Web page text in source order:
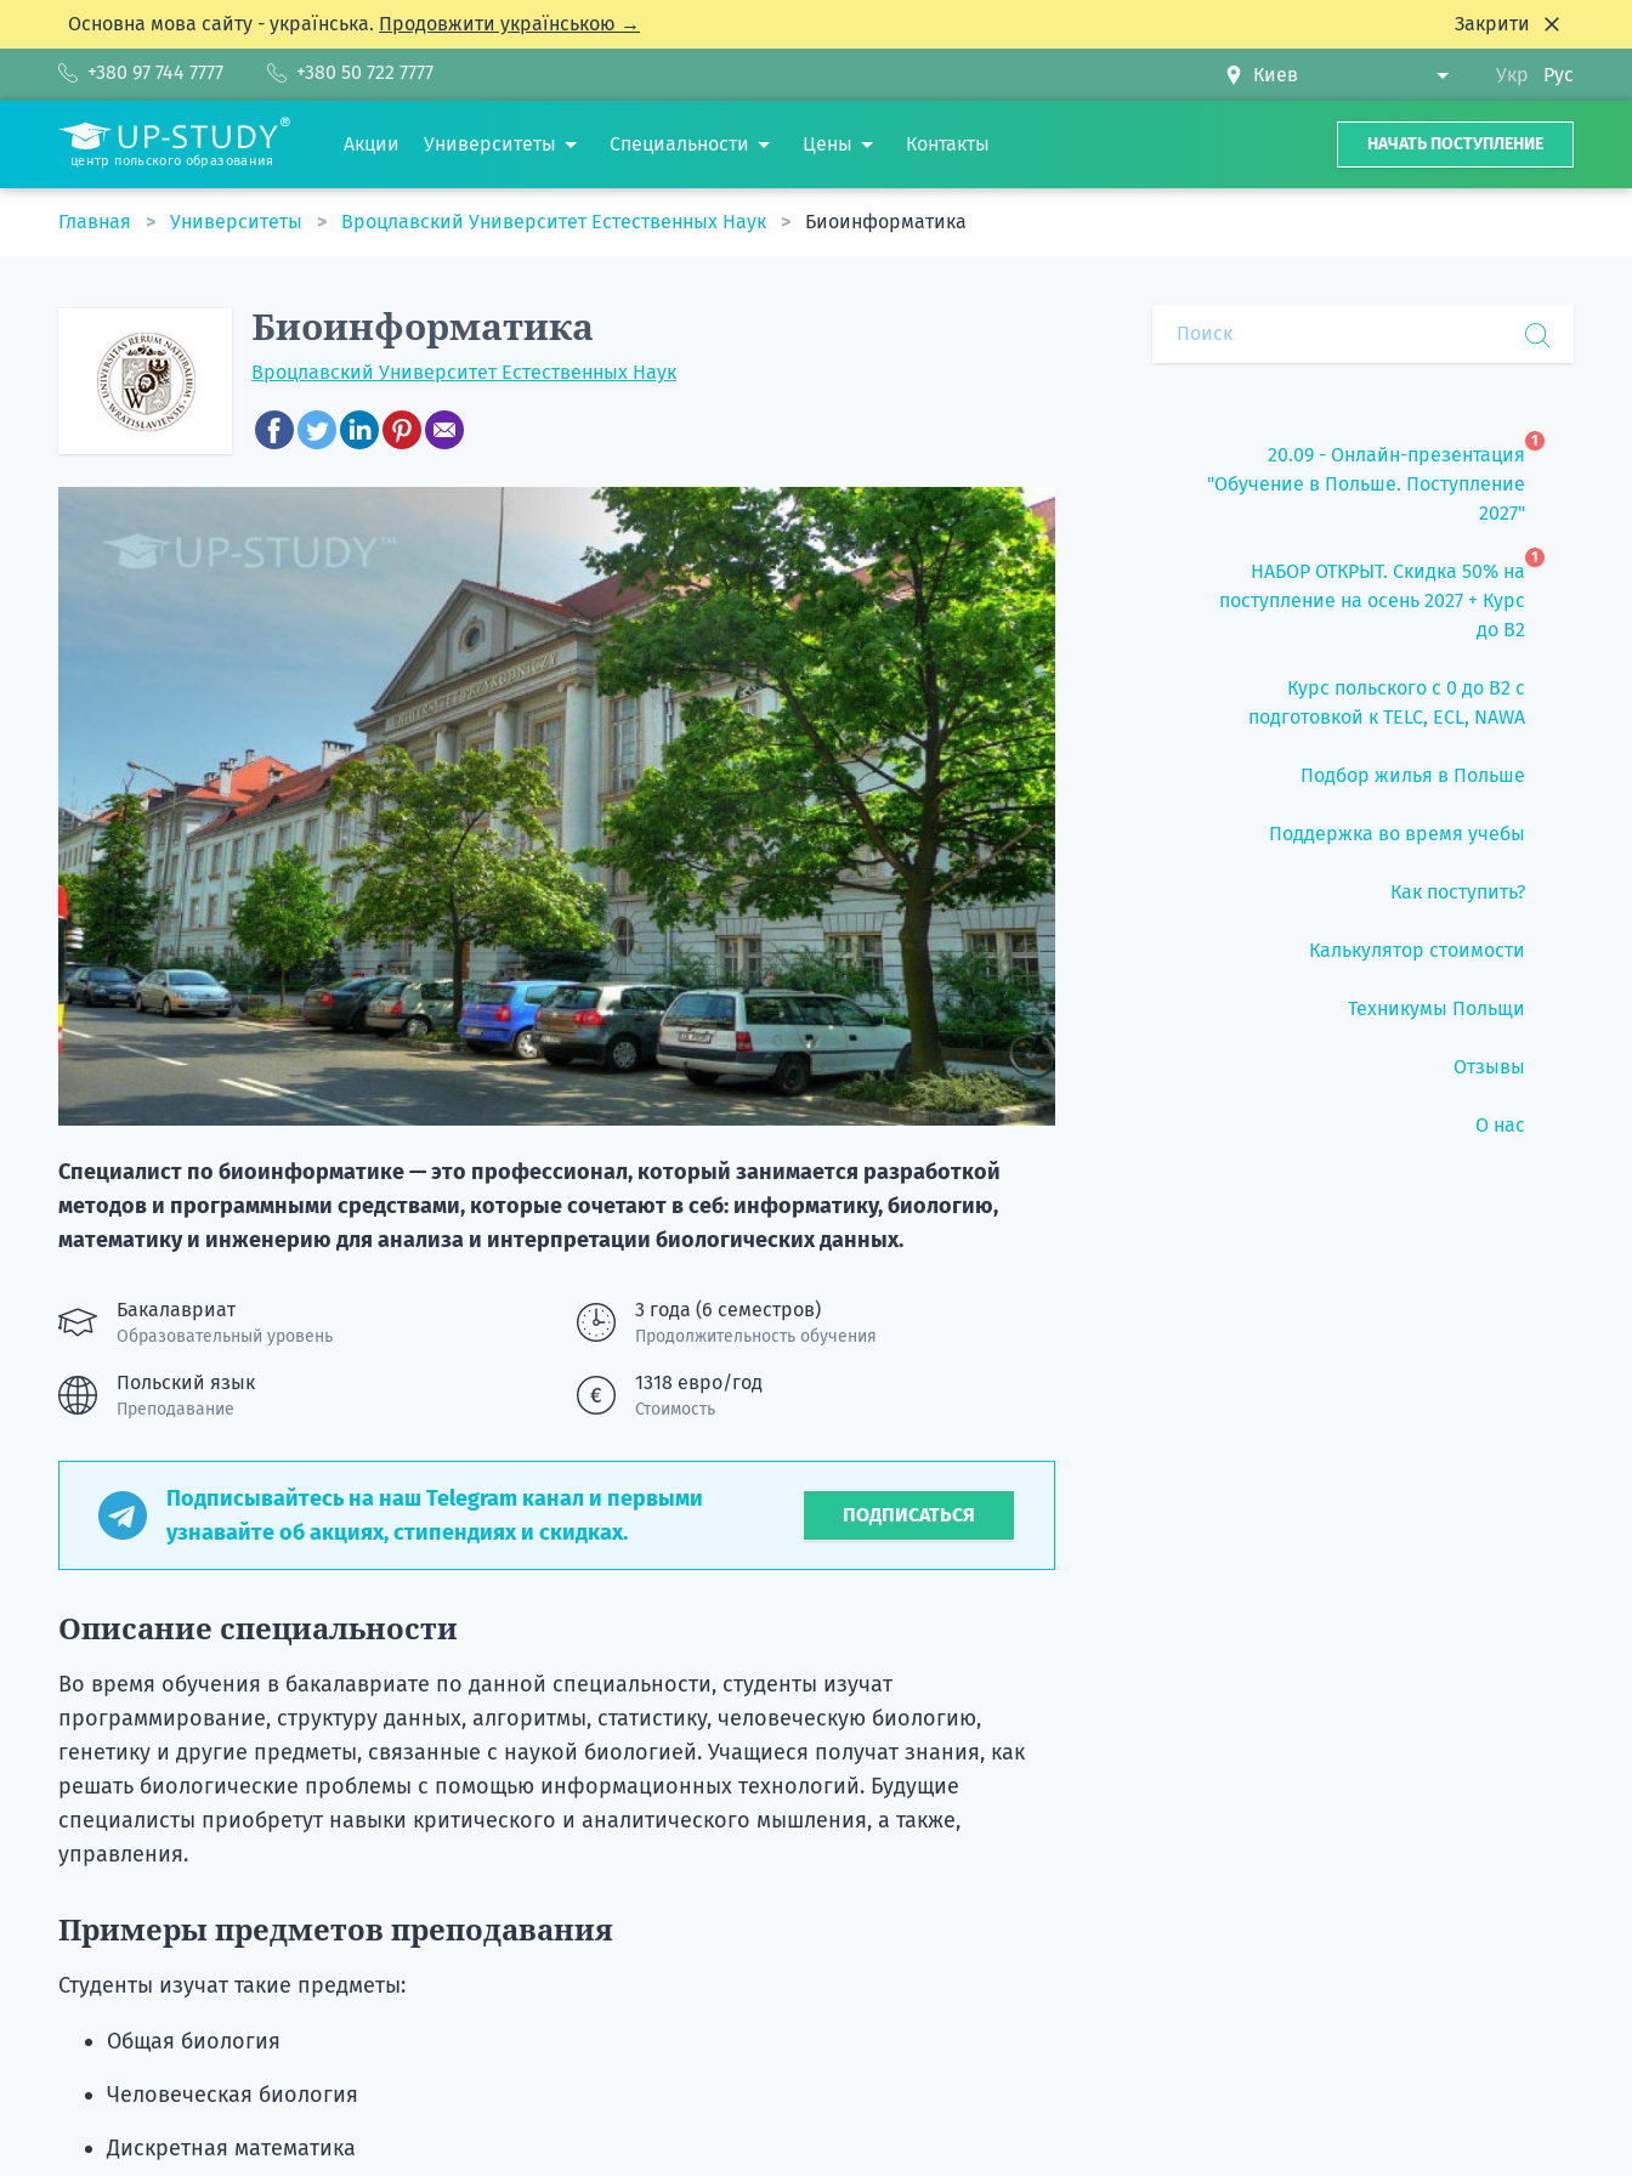
Основна мова сайту - українська. Продовжити українською → Закрити
+380 97 744 7777 +380 50 722 7777 Укр Рус
центр польского образования
Акции Университеты Специальности Цены Контакты НАЧАТЬ ПОСТУПЛЕНИЕ
Главная Университеты Вроцлавский Университет Естественных Наук Биоинформатика
Биоинформатика
Вроцлавский Университет Естественных Наук
Специалист по биоинформатике — это профессионал, который занимается разработкой
методов и программными средствами, которые сочетают в себ: информатику, биологию,
математику и инженерию для анализа и интерпретации биологических данных.
Бакалавриат
Образовательный уровень
3 года (6 семестров)
Продолжительность обучения
Польский язык
Преподавание
1318 евро/год
Стоимость
Подписывайтесь на наш Telegram канал и первыми
узнавайте об акциях, стипендиях и скидках.
ПОДПИСАТЬСЯ
Описание специальности
Во время обучения в бакалавриате по данной специальности, студенты изучат
программирование, структуру данных, алгоритмы, статистику, человеческую биологию,
генетику и другие предметы, связанные с наукой биологией. Учащиеся получат знания, как
решать биологические проблемы с помощью информационных технологий. Будущие
специалисты приобретут навыки критического и аналитического мышления, а также,
управления.
Примеры предметов преподавания
Студенты изучат такие предметы:
Общая биология
Человеческая биология
Дискретная математика
20.09 - Онлайн-презентация
"Обучение в Польше. Поступление
2027"
1
НАБОР ОТКРЫТ. Скидка 50% на
поступление на осень 2027 + Курс
до B2
1
Курс польского с 0 до B2 с
подготовкой к TELC, ECL, NAWA
Подбор жилья в Польше
Поддержка во время учебы
Как поступить?
Калькулятор стоимости
Техникумы Польщи
Отзывы
О нас